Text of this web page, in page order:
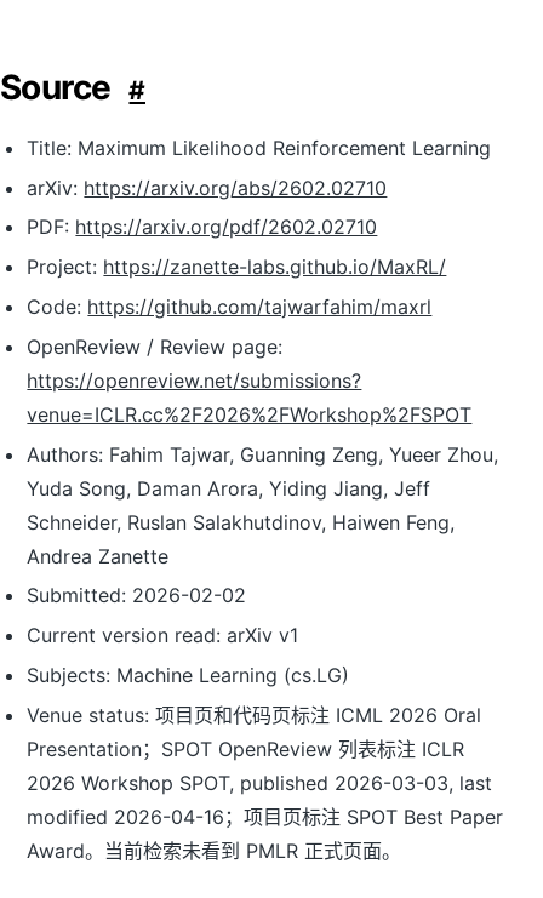
Source #
Title: Maximum Likelihood Reinforcement Learning
arXiv: https://arxiv.org/abs/2602.02710
PDF: https://arxiv.org/pdf/2602.02710
Project: https://zanette-labs.github.io/MaxRL/
Code: https://github.com/tajwarfahim/maxrl
OpenReview / Review page:
https://openreview.net/submissions?
venue=ICLR.cc%2F2026%2FWorkshop%2FSPOT
Authors: Fahim Tajwar, Guanning Zeng, Yueer Zhou,
Yuda Song, Daman Arora, Yiding Jiang, Jeff
Schneider, Ruslan Salakhutdinov, Haiwen Feng,
Andrea Zanette
Submitted: 2026-02-02
Current version read: arXiv v1
Subjects: Machine Learning (cs.LG)
Venue status: 项目页和代码页标注 ICML 2026 Oral
Presentation；SPOT OpenReview 列表标注 ICLR
2026 Workshop SPOT, published 2026-03-03, last
modified 2026-04-16；项目页标注 SPOT Best Paper
Award。当前检索未看到 PMLR 正式页面。